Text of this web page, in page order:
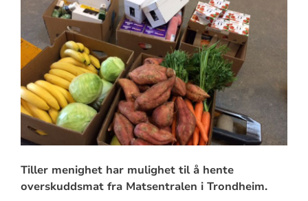
Tiller menighet har mulighet til å hente
overskuddsmat fra Matsentralen i Trondheim.